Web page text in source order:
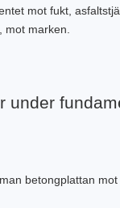
mot fukt,
marken.
under
betongplattan mot